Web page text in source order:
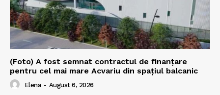
(Foto) A fost semnat contractul de finanțare
pentru cel mai mare Acvariu din spațiul balcanic
Elena - August 6, 2026